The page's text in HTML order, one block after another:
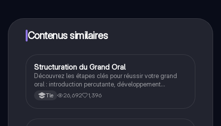
limites!
Contenus similaires
Grand oral
Structuration du Grand Oral
Découvrez les étapes clés pour réussir votre grand
oral : introduction percutante, développement
argumenté, conclusion synthétique et stratégies pour
l'échange avec le jury. Ce guide pratique vous aidera
Tle 26,692 1,396